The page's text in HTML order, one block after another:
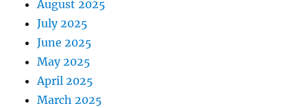
August 2025
July 2025
June 2025
May 2025
April 2025
March 2025